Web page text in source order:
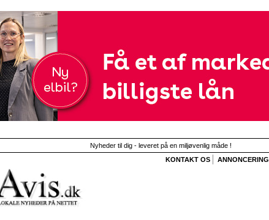
Nyheder til dig - leveret på en miljøvenlig måde !
KONTAKT OS
ANNONCERING